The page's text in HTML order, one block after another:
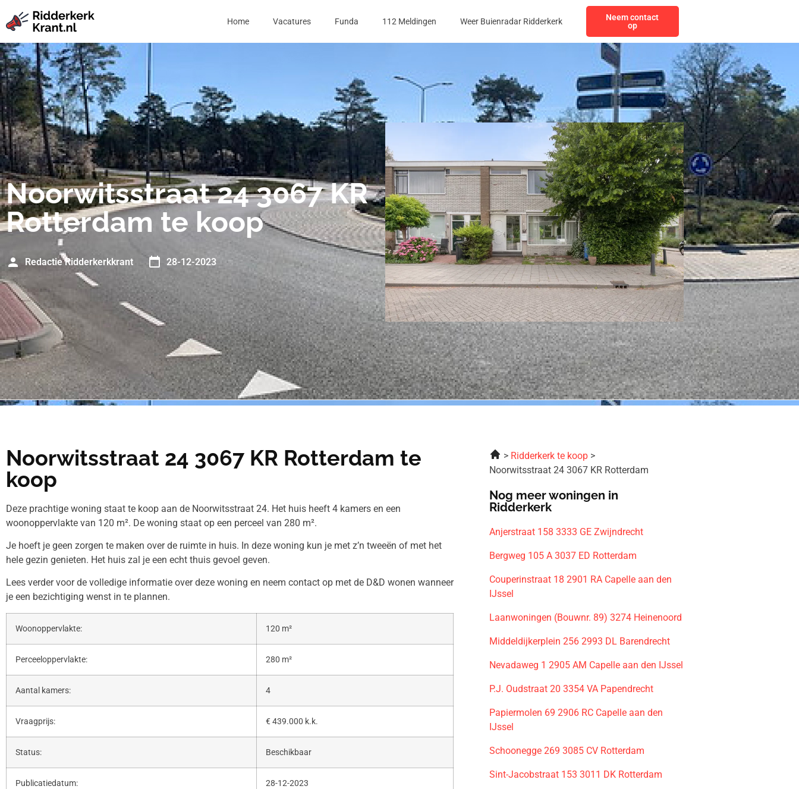
Home Vacatures Funda 112 Meldingen Weer Buienradar Ridderkerk
Neem contact
op
Noorwitsstraat 24 3067 KR
Rotterdam te koop
Redactie Ridderkerkkrant 28-12-2023
Noorwitsstraat 24 3067 KR Rotterdam te
koop
Deze prachtige woning staat te koop aan de Noorwitsstraat 24. Het huis heeft 4 kamers en een
woonoppervlakte van 120 m². De woning staat op een perceel van 280 m².
Je hoeft je geen zorgen te maken over de ruimte in huis. In deze woning kun je met z’n tweeën of met het
hele gezin genieten. Het huis zal je een echt thuis gevoel geven.
Lees verder voor de volledige informatie over deze woning en neem contact op met de D&D wonen wanneer
je een bezichtiging wenst in te plannen.
Woonoppervlakte: 120 m²
Perceeloppervlakte: 280 m²
Aantal kamers: 4
Vraagprijs: € 439.000 k.k.
Status: Beschikbaar
Publicatiedatum: 28-12-2023
Ridderkerk te koop
Noorwitsstraat 24 3067 KR Rotterdam
Nog meer woningen in
Ridderkerk
Anjerstraat 158 3333 GE Zwijndrecht
Bergweg 105 A 3037 ED Rotterdam
Couperinstraat 18 2901 RA Capelle aan den
IJssel
Laanwoningen (Bouwnr. 89) 3274 Heinenoord
Middeldijkerplein 256 2993 DL Barendrecht
Nevadaweg 1 2905 AM Capelle aan den IJssel
P.J. Oudstraat 20 3354 VA Papendrecht
Papiermolen 69 2906 RC Capelle aan den
IJssel
Schoonegge 269 3085 CV Rotterdam
Sint-Jacobstraat 153 3011 DK Rotterdam